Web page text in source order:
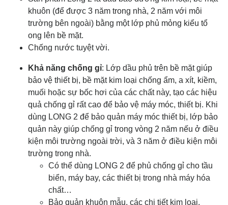
khuôn (để được 3 năm trong nhà, 2 năm với môi
trường bên ngoài) bằng một lớp phủ mỏng kiểu tổ
ong lên bề mặt.
Chống nước tuyệt vời.
Khả năng chống gỉ: Lớp dầu phủ trên bề mặt giúp
bảo vệ thiết bị, bề mặt kim loại chống ẩm, a xít, kiềm,
muối hoặc sự bốc hơi của các chất này, tạo các hiệu
quả chống gỉ rất cao để bảo vệ máy móc, thiết bị. Khi
dùng LONG 2 để bảo quản máy móc thiết bị, lớp bảo
quản này giúp chống gỉ trong vòng 2 năm nếu ở điều
kiện môi trường ngoài trời, và 3 năm ở điều kiện môi
trường trong nhà.
Có thể dùng LONG 2 để phủ chống gỉ cho tầu
biển, máy bay, các thiết bị trong nhà máy hóa
chất…
Bảo quản khuôn mẫu, các chi tiết kim loại.